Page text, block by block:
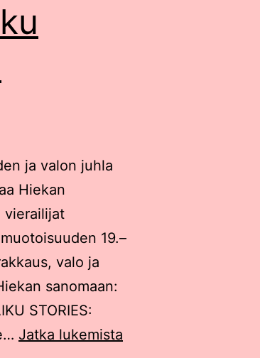
ja valon juhla
Hiekan
vierailijat
19.–
valo ja
sanomaan:
STORIES:
Jatka lukemista